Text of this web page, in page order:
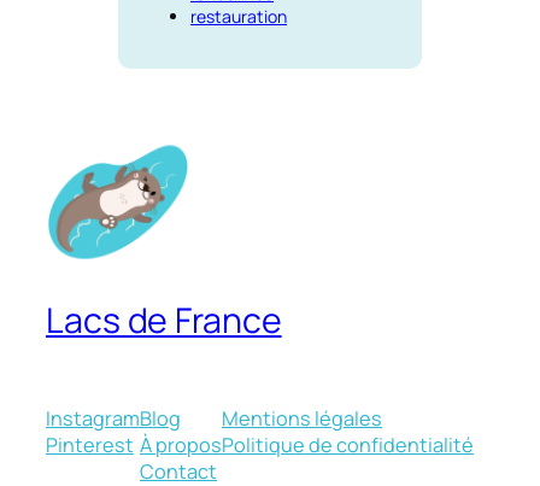
restauration
Lacs de France
Instagram
Pinterest
Blog
À propos
Contact
Mentions légales
Politique de confidentialité